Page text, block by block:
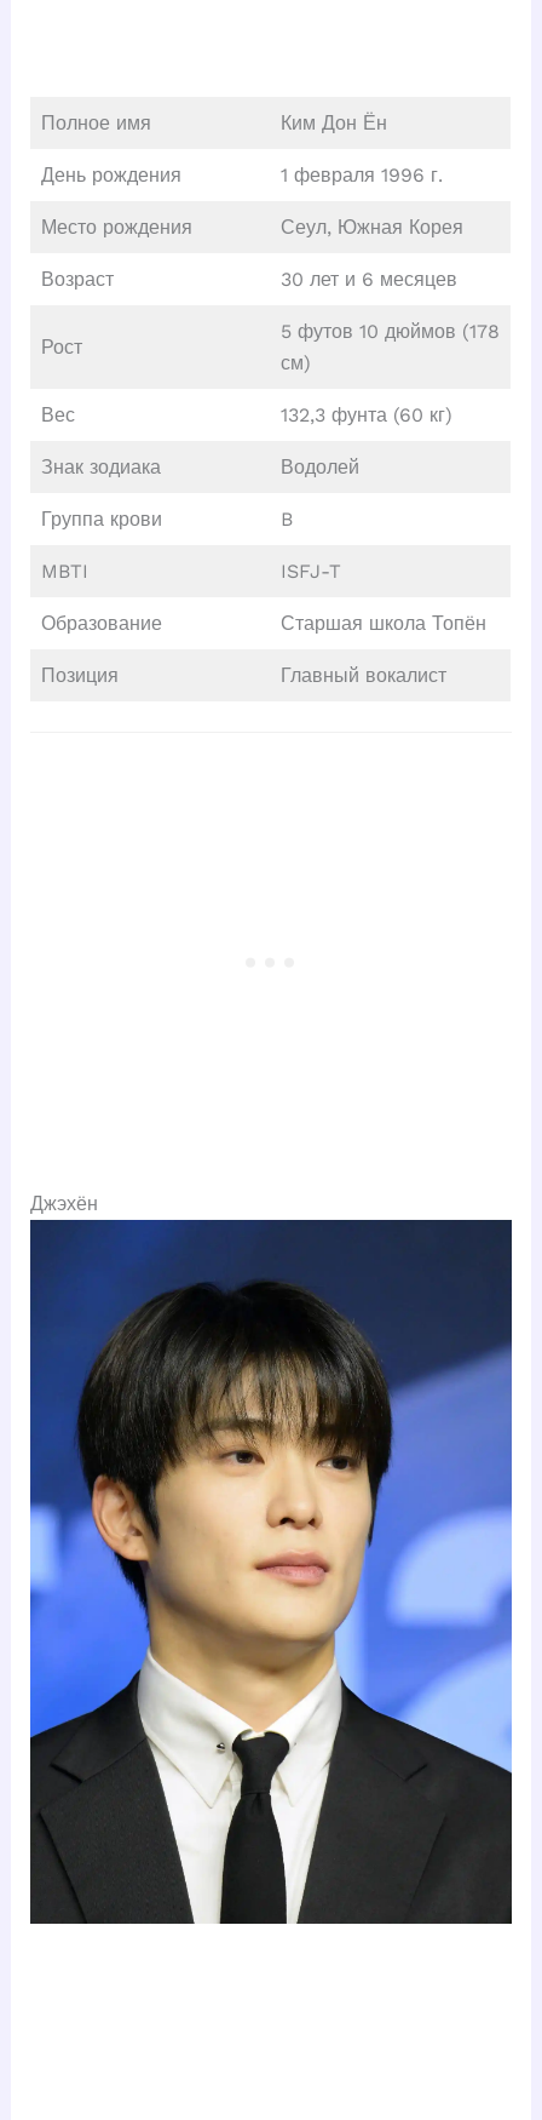
Полное имя Ким Дон Ён
День рождения 1 февраля 1996 г.
Место рождения Сеул, Южная Корея
Возраст 30 лет и 6 месяцев
Рост
5 футов 10 дюймов (178
см)
Вес 132,3 фунта (60 кг)
Знак зодиака Водолей
Группа крови B
MBTI ISFJ-T
Образование Старшая школа Топён
Позиция Главный вокалист
Джэхён